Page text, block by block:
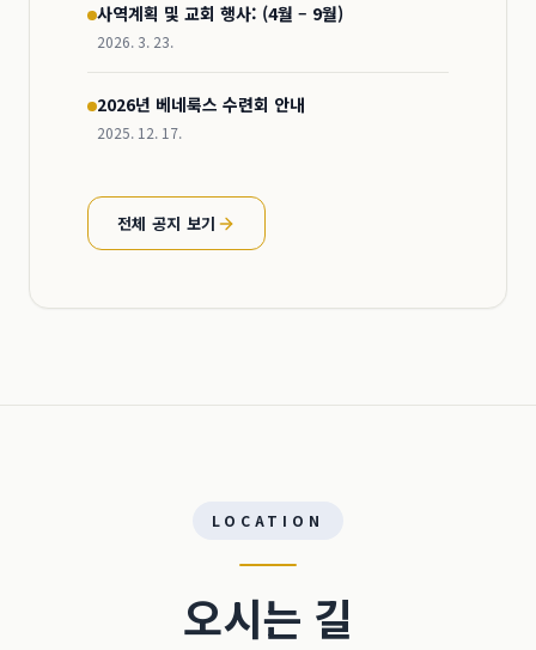
사역계획 및 교회 행사: (4월 – 9월)
2026. 3. 23.
2026년 베네룩스 수련회 안내
2025. 12. 17.
전체 공지 보기
LOCATION
오시는 길